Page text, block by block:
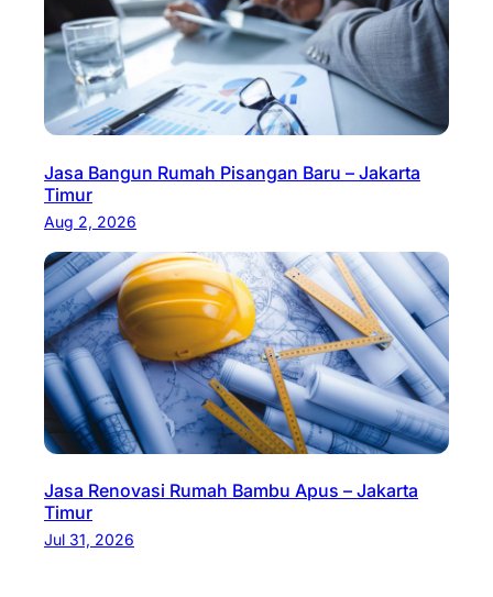
Jasa Bangun Rumah Pisangan Baru – Jakarta
Timur
Aug 2, 2026
Jasa Renovasi Rumah Bambu Apus – Jakarta
Timur
Jul 31, 2026